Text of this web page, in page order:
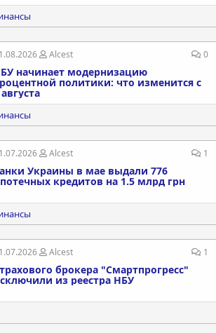
начинает модернизацию
политики: что изменится с
Alcest 0
Украины в мае выдали 776
кредитов на 1.5 млрд грн
Alcest 1
брокера "Смартпрогресс"
из реестра НБУ
Alcest 1